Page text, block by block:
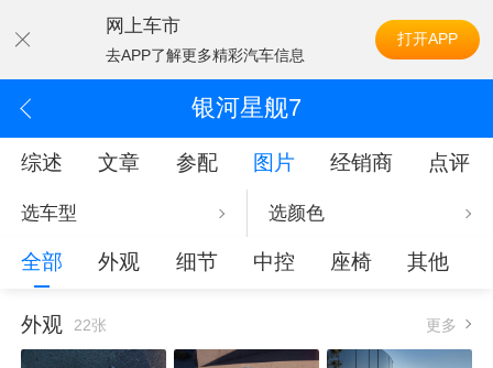
网上车市
去APP了解更多精彩汽车信息
打开APP
银河星舰7
综述 文章 参配 图片 经销商 点评
选车型 选颜色
全部 外观 细节 中控 座椅 其他
外观 22张 更多